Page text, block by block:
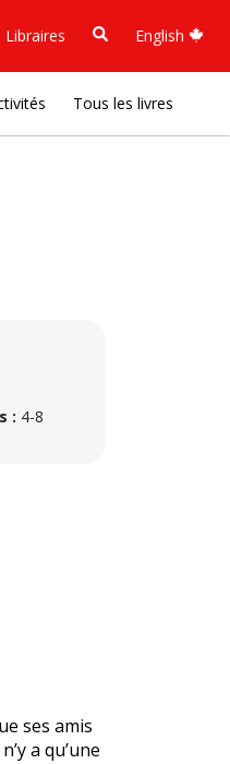
Libraires English
Tous les livres
: 4-8
ses amis
a qu’une